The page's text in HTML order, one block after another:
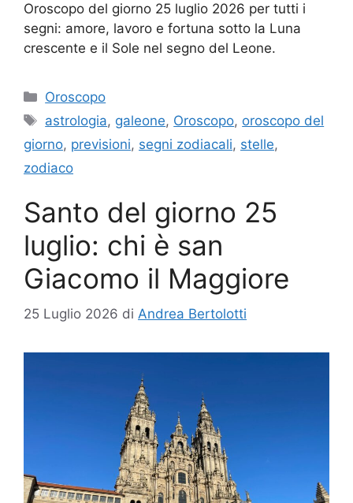
Oroscopo del giorno 25 luglio 2026 per tutti i
segni: amore, lavoro e fortuna sotto la Luna
crescente e il Sole nel segno del Leone.
Categorie
Oroscopo
Tag
astrologia, galeone, Oroscopo, oroscopo del
giorno, previsioni, segni zodiacali, stelle,
zodiaco
Santo del giorno 25
luglio: chi è san
Giacomo il Maggiore
25 Luglio 2026 di Andrea Bertolotti